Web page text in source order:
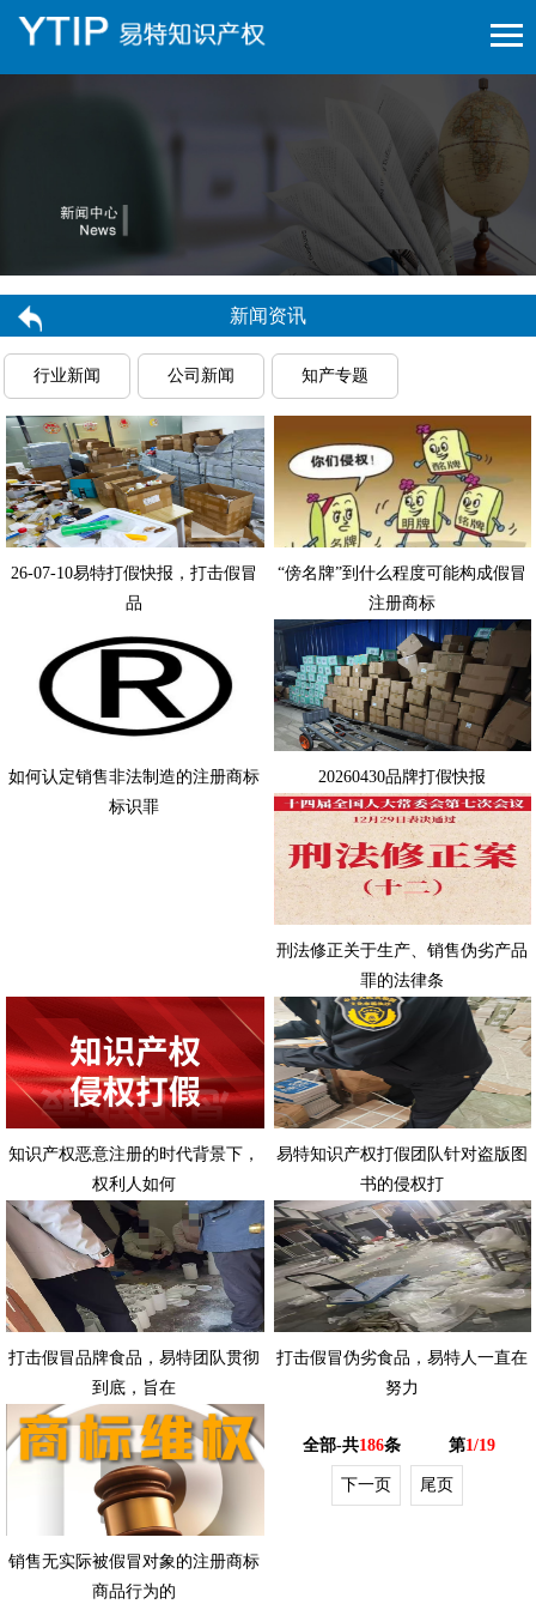
新闻资讯
行业新闻 公司新闻 知产专题
26-07-10易特打假快报，打击假冒
品
“傍名牌”到什么程度可能构成假冒
注册商标
如何认定销售非法制造的注册商标
标识罪
20260430品牌打假快报
刑法修正关于生产、销售伪劣产品
罪的法律条
知识产权恶意注册的时代背景下，
权利人如何
易特知识产权打假团队针对盗版图
书的侵权打
打击假冒品牌食品，易特团队贯彻
到底，旨在
打击假冒伪劣食品，易特人一直在
努力
销售无实际被假冒对象的注册商标
商品行为的
全部-共186条 第1/19
下一页 尾页